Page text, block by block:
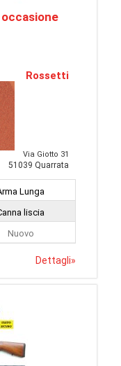
Rossetti
Via Giotto 31
51039 Quarrata
Lunga
liscia
Nuovo
Dettagli»